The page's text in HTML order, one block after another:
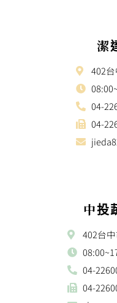
潔
402
04-
04-
中投
402台
04-
04-